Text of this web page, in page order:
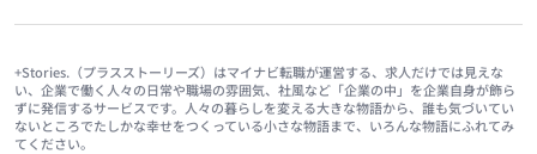
+Stories.（プラスストーリーズ）はマイナビ転職が運営する、求人だけでは見えな
い、企業で働く人々の日常や職場の雰囲気、社風など「企業の中」を企業自身が飾ら
ずに発信するサービスです。人々の暮らしを変える大きな物語から、誰も気づいてい
ないところでたしかな幸せをつくっている小さな物語まで、いろんな物語にふれてみ
てください。